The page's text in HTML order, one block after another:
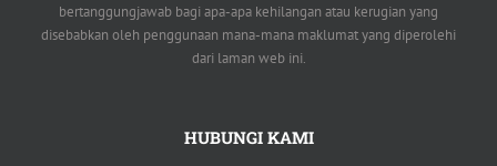
bertanggungjawab bagi apa-apa kehilangan atau kerugian yang
disebabkan oleh penggunaan mana-mana maklumat yang diperolehi
dari laman web ini.
HUBUNGI KAMI